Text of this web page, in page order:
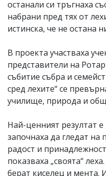
останали си тръгнаха
набрани пред тях от
истинска, че не остана
В проекта участваха
представители на
събитие събра и
сред лехите“ се
училище, природа и
Най-ценният резултат
започнаха да гледат на
радост и
показваха „своята“
берат киселец и мента.